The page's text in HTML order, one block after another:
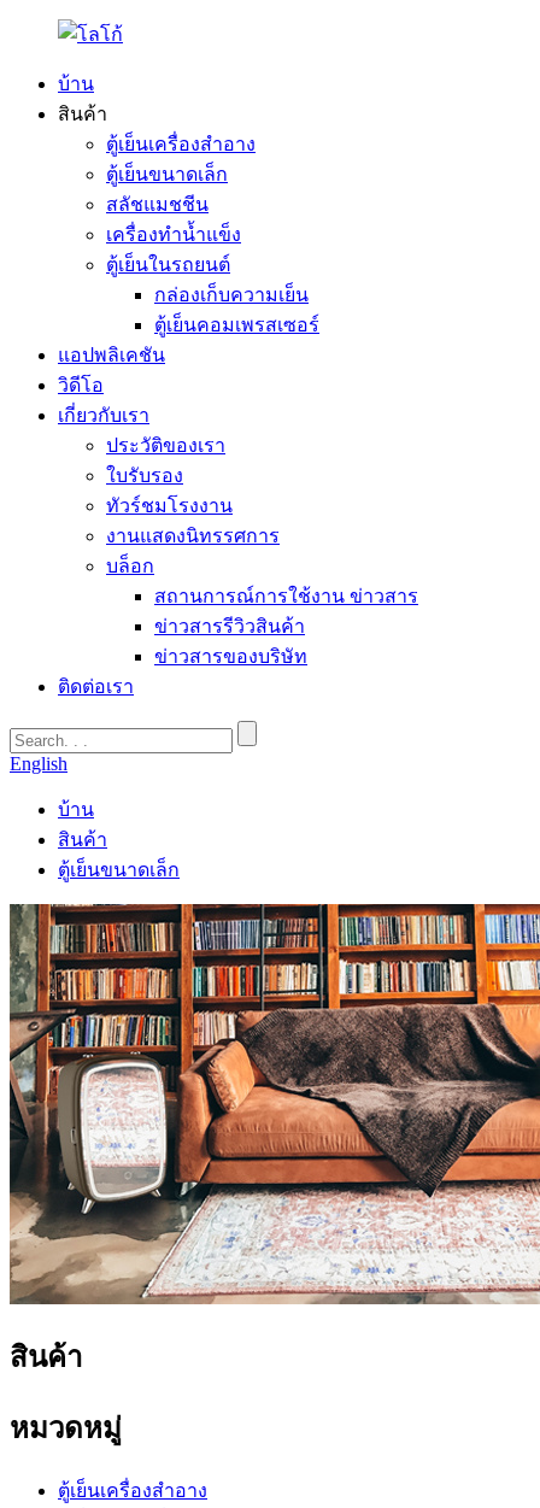
บ้าน
สินค้า
ตู้เย็นเครื่องสำอาง
ตู้เย็นขนาดเล็ก
สลัชแมชชีน
เครื่องทำน้ำแข็ง
ตู้เย็นในรถยนต์
กล่องเก็บความเย็น
ตู้เย็นคอมเพรสเซอร์
แอปพลิเคชัน
วิดีโอ
เกี่ยวกับเรา
ประวัติของเรา
ใบรับรอง
ทัวร์ชมโรงงาน
งานแสดงนิทรรศการ
บล็อก
สถานการณ์การใช้งาน ข่าวสาร
ข่าวสารรีวิวสินค้า
ข่าวสารของบริษัท
ติดต่อเรา
English
บ้าน
สินค้า
ตู้เย็นขนาดเล็ก
สินค้า
หมวดหมู่
ตู้เย็นเครื่องสำอาง